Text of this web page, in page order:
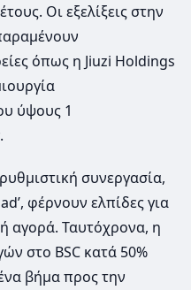
Οι εξελίξεις στην
όπως η Jiuzi Holdings
ύψους 1
συνεργασία,
φέρνουν ελπίδες για
αγορά. Ταυτόχρονα, η
στο BSC κατά 50%
βήμα προς την